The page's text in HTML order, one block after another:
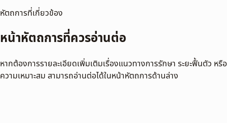
หัตถการที่เกี่ยวข้อง
หน้าหัตถการที่ควรอ่านต่อ
หากต้องการรายละเอียดเพิ่มเติมเรื่องแนวทางการรักษา ระยะฟื้นตัว หรือ
ความเหมาะสม สามารถอ่านต่อได้ในหน้าหัตถการด้านล่าง